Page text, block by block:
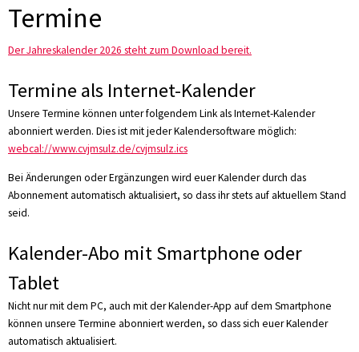
Termine
Der Jahreskalender 2026 steht zum Download bereit.
Termine als Internet-Kalender
Unsere Termine können unter folgendem Link als Internet-Kalender
abonniert werden. Dies ist mit jeder Kalendersoftware möglich:
webcal://www.cvjmsulz.de/cvjmsulz.ics
Bei Änderungen oder Ergänzungen wird euer Kalender durch das
Abonnement automatisch aktualisiert, so dass ihr stets auf aktuellem Stand
seid.
Kalender-Abo mit Smartphone oder
Tablet
Nicht nur mit dem PC, auch mit der Kalender-App auf dem Smartphone
können unsere Termine abonniert werden, so dass sich euer Kalender
automatisch aktualisiert.